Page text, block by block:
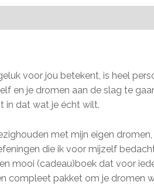
voor jou betekent, is heel
en je dromen aan de slag te
in dat wat je écht wilt.
met mijn eigen
die ik voor mijzelf
mooi (cadeau)boek dat voor
compleet pakket om je dromen